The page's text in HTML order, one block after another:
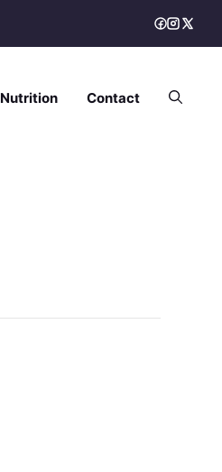
Nutrition Contact